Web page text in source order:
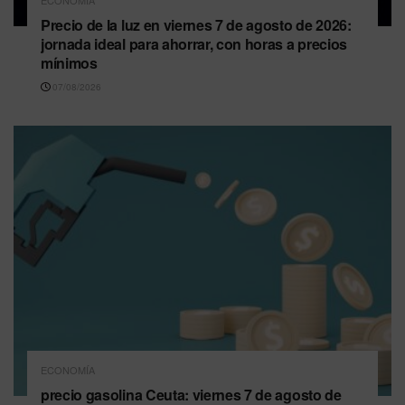
Precio de la luz en viernes 7 de agosto de 2026:
jornada ideal para ahorrar, con horas a precios
mínimos
07/08/2026
ECONOMÍA
precio gasolina Ceuta: viernes 7 de agosto de